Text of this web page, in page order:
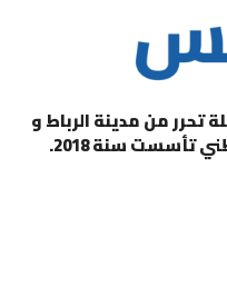
تحرر من مدينة الرباط و
تأسست سنة 2018.